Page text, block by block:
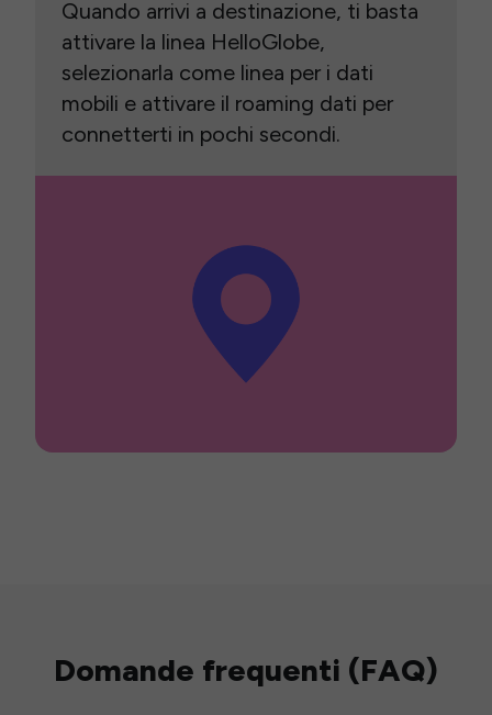
Quando arrivi a destinazione, ti basta
attivare la linea HelloGlobe,
selezionarla come linea per i dati
mobili e attivare il roaming dati per
connetterti in pochi secondi.
Domande frequenti (FAQ)